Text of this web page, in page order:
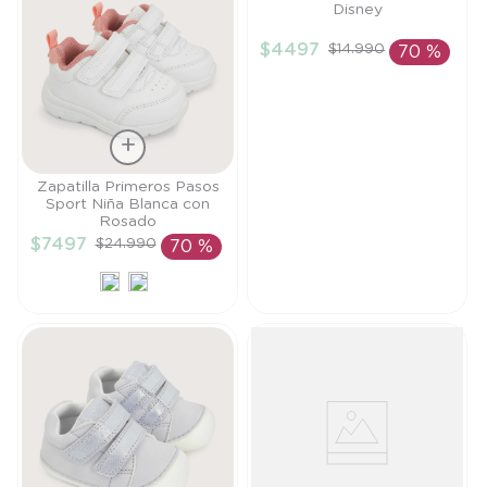
Talla
AÑADIR AL
CARRITO
Zapatilla Primeros Pasos
Sport Niña Blanca con
Rosado
$7497 $24.990 70 %
Disney
$4497 $14.990 70 %